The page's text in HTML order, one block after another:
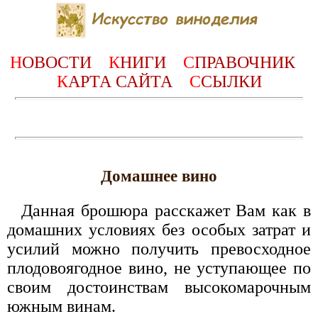
НОВОСТИ КНИГИ СПРАВОЧНИК
КАРТА САЙТА ССЫЛКИ
Домашнее вино
Данная брошюра расскажет Вам как в
домашних условиях без особых затрат и
усилий можно получить превосходное
плодовоягодное вино, не уступающее по
своим достоинствам высокомарочным
южным винам.